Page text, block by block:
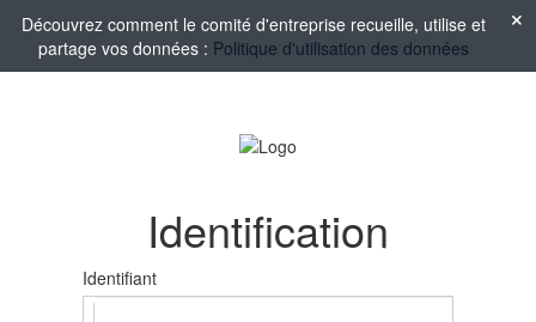
Découvrez comment le comité d'entreprise recueille, utilise et
partage vos données : Politique d'utilisation des données
Identification
Identifiant